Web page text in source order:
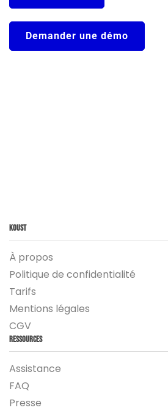
Demander une démo
Koust
À propos
Politique de confidentialité
Tarifs
Mentions légales
CGV
Ressources
Assistance
FAQ
Presse